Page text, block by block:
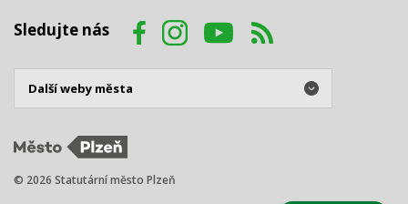
Sledujte nás
© 2026 Statutární město Plzeň